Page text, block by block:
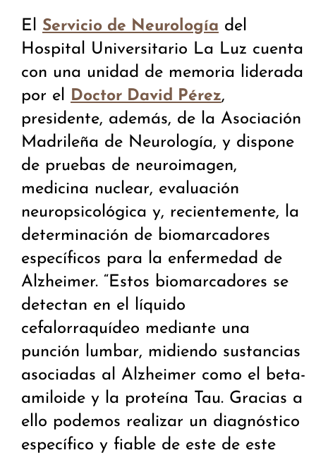
El Servicio de Neurología del
Hospital Universitario La Luz cuenta
con una unidad de memoria liderada
por el Doctor David Pérez,
presidente, además, de la Asociación
Madrileña de Neurología, y dispone
de pruebas de neuroimagen,
medicina nuclear, evaluación
neuropsicológica y, recientemente, la
determinación de biomarcadores
específicos para la enfermedad de
Alzheimer. “Estos biomarcadores se
detectan en el líquido
cefalorraquídeo mediante una
punción lumbar, midiendo sustancias
asociadas al Alzheimer como el beta-
amiloide y la proteína Tau. Gracias a
ello podemos realizar un diagnóstico
específico y fiable de este de este